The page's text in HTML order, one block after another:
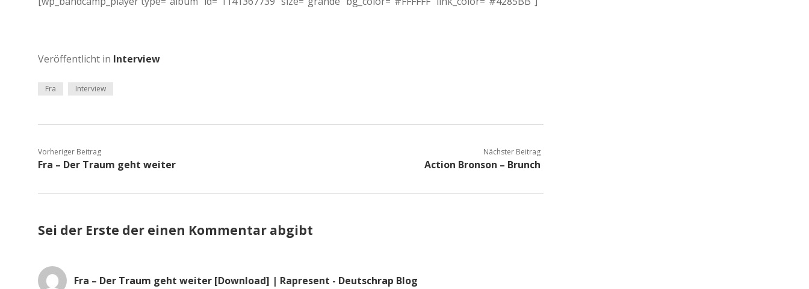
Veröffentlicht in Interview
Fra Interview
Vorheriger Beitrag
Fra – Der Traum geht weiter
Nächster Beitrag
Action Bronson – Brunch
Sei der Erste der einen Kommentar abgibt
Fra – Der Traum geht weiter [Download] | Rapresent - Deutschrap Blog